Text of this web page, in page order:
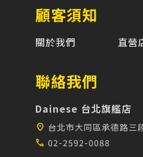
顧客須知
關於我們 直營
聯絡我們
Dainese 台北旗艦店
location_on 台北市大同區承德路三
call 02-2592-0088